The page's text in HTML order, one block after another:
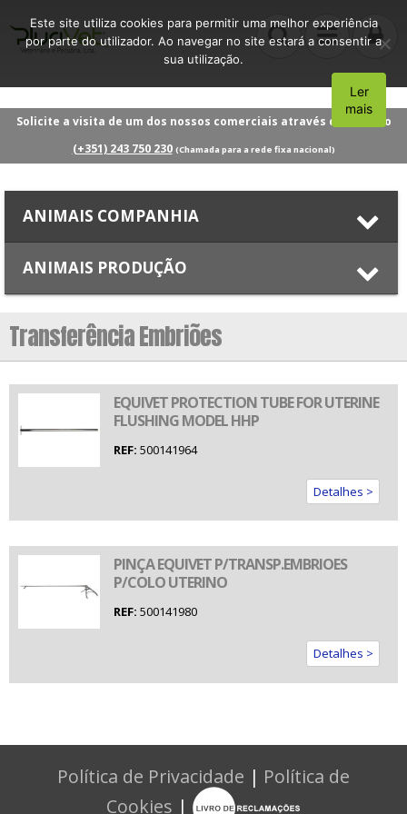
Solicite a visita de um dos nossos comerciais através do número
(+351) 243 750 230 (Chamada para a rede fixa nacional)
ANIMAIS COMPANHIA
ANIMAIS PRODUÇÃO
Transferência Embriões
EQUIVET PROTECTION TUBE FOR UTERINE
FLUSHING MODEL HHP
REF: 500141964
Detalhes >
PINÇA EQUIVET P/TRANSP.EMBRIOES
P/COLO UTERINO
REF: 500141980
Detalhes >
Política de Privacidade | Política de
Cookies |
Este site utiliza cookies para permitir uma melhor experiência
por parte do utilizador. Ao navegar no site estará a consentir a
sua utilização.
Aceito
Ler
mais